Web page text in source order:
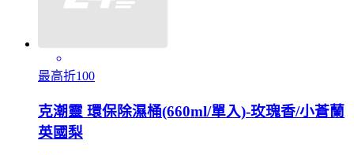
最高折100
克潮靈 環保除濕桶(660ml/單入)-玫瑰香/小蒼蘭
英國梨